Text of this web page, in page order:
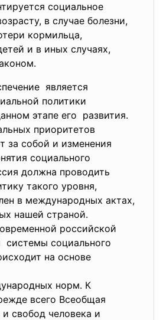
социальное
в случае болезни,
кормильца,
и в иных случаях,
является
политики
этапе его развития.
приоритетов
за собой и изменения
социального
должна проводить
такого уровня,
в международных актах,
нашей страной.
российской
системы социального
на основе
норм. К
всего Всеобщая
свобод человека и